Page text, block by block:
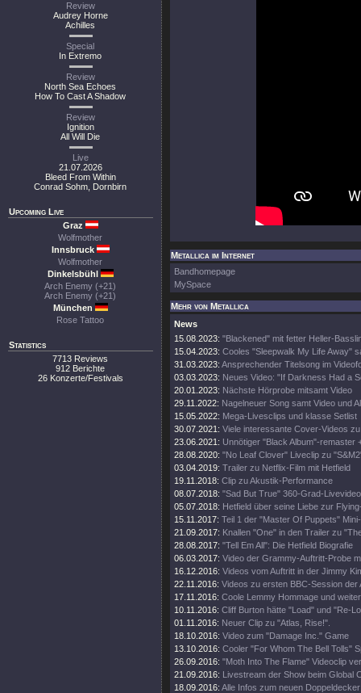
Review
Audrey Horne
Achilles
Special
In Extremo
Review
North Sea Echoes
How To Cast A Shadow
Review
Ignition
All Will Die
Live
21.07.2026
Bleed From Within
Conrad Sohm, Dornbirn
Upcoming Live
Graz
Wolfmother
Innsbruck
Wolfmother
Dinkelsbühl
Arch Enemy (+21)
Arch Enemy (+21)
München
Rose Tattoo
Statistics
7713 Reviews
912 Berichte
26 Konzerte/Festivals
Metallica im Internet
Bandhomepage
MySpace
Mehr von Metallica
News
15.08.2023: "Blackened" mit fetter Heller-
15.04.2023: Cooles "Sleepwalk My Life Away"
31.03.2023: Ansprechender Titelsong im
03.03.2023: Neues Video: "If Darkness Had a
20.01.2023: Nächste Hörprobe mitsamt Video
29.11.2022: Nagelneuer Song samt Video und
15.05.2022: Mega-Livesclips und klasse Setlist
30.07.2021: Viele interessante Cover-Videos
23.06.2021: Unnötiger "Black Album"-remaster
28.08.2020: "No Leaf Clover" Liveclip zu
03.04.2019: Trailer zu Netflix-Film mit Hetfield
19.11.2018: Clip zu Akustik-Performance
08.07.2018: "Sad But True" 360-Grad-Livevideo
05.07.2018: Hetfield über seine Liebe zur
15.11.2017: Teil 1 der "Master Of Puppets"
21.09.2017: Knallen "One" in den Trailer zu
28.08.2017: "Tell Em All": Die Hetfield Biografie
06.03.2017: Video der Grammy-Auftritt-Probe
16.12.2016: Videos vom Auftritt in der Jimmy
22.11.2016: Videos zu ersten BBC-Session der
17.11.2016: Coole Lemmy Hommage und
10.11.2016: Cliff Burton hätte "Load" und "Re-
01.11.2016: Neuer Clip zu "Atlas, Rise!".
18.10.2016: Video zum "Damage Inc." Game
13.10.2016: Cooler "For Whom The Bell Tolls"
26.09.2016: "Moth Into The Flame" Videoclip
21.09.2016: Livestream der Show beim Global
18.09.2016: Alle Infos zum neuen